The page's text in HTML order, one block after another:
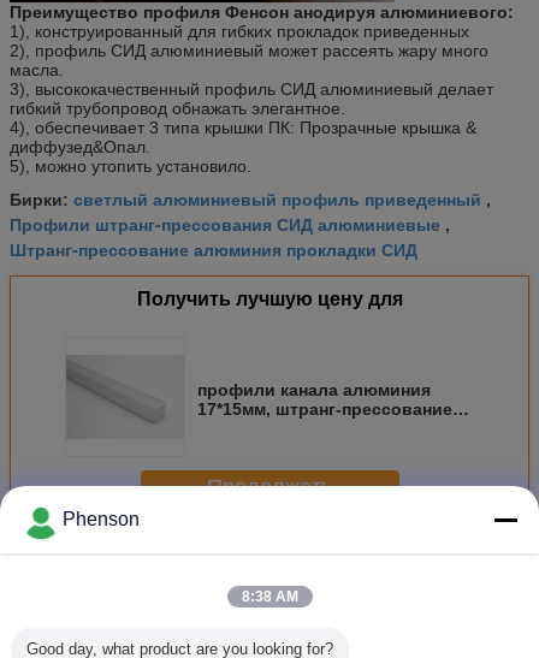
Преимущество профиля Фенсон анодируя алюминиевого:
1), конструированный для гибких прокладок приведенных
2), профиль СИД алюминиевый может рассеять жару много
масла.
3), высококачественный профиль СИД алюминиевый делает
гибкий трубопровод обнажать элегантное.
4), обеспечивает 3 типа крышки ПК: Прозрачные крышка &
диффузед&Опал.
5), можно утопить установило.
Бирки: светлый алюминиевый профиль приведенный ,
Профили штранг-прессования СИД алюминиевые ,
Штранг-прессование алюминия прокладки СИД
Получить лучшую цену для
профили канала алюминия
17*15мм, штранг-прессование
Продолжать
Большеалюминиевый профиль водить
Phenson
8:38 AM
Good day, what product are you looking for?